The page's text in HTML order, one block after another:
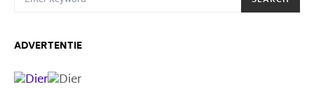
ADVERTENTIE